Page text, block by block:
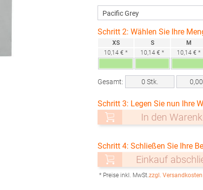
Schritt 2: Wählen Sie Ihre
XS
10,14 € *
S
10,14 € *
M
10,14 € *
Gesamt: 0 Stk.
Schritt 3: Legen Sie nun Ihre
In den
Schritt 4: Schließen Sie Ihre
Einkauf
* Preise inkl. MwSt.zzgl. Versandkosten